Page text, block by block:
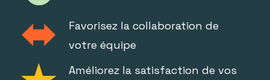
Favorisez la collaboration de
votre équipe
Améliorez la satisfaction de vos